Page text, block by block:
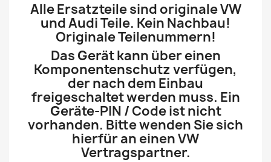
Alle Ersatzteile sind originale VW
und Audi Teile. Kein Nachbau!
Originale Teilenummern!
Das Gerät kann über einen
Komponentenschutz verfügen,
der nach dem Einbau
freigeschaltet werden muss. Ein
Geräte-PIN / Code ist nicht
vorhanden. Bitte wenden Sie sich
hierfür an einen VW
Vertragspartner.